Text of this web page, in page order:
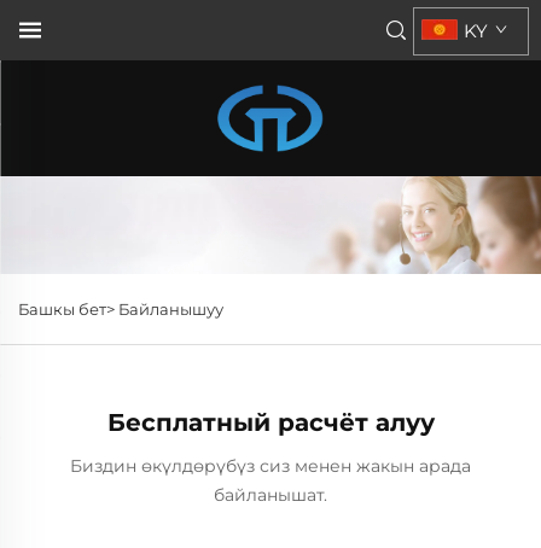
KY
Башкы бет> Байланышуу
Бесплатный расчёт алуу
Биздин өкүлдөрүбүз сиз менен жакын арада
байланышат.